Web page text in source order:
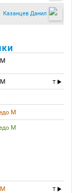
Казанцев Данил
М
М
T
М
М
М
T